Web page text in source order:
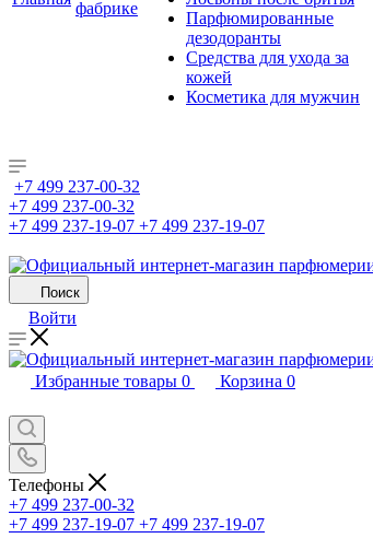
фабрике
Парфюмированные
дезодоранты
Средства для ухода за
кожей
Косметика для мужчин
+7 499 237-00-32
+7 499 237-00-32
+7 499 237-19-07 +7 499 237-19-07
Поиск
Войти
Избранные товары 0 Корзина 0
Телефоны
+7 499 237-00-32
+7 499 237-19-07 +7 499 237-19-07